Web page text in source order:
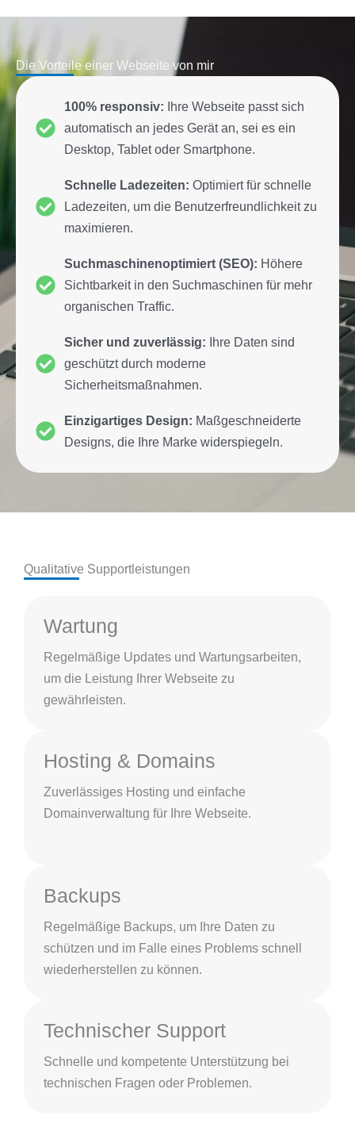
Die Vorteile einer Webseite von mir
100% responsiv: Ihre Webseite passt sich
automatisch an jedes Gerät an, sei es ein
Desktop, Tablet oder Smartphone.
Schnelle Ladezeiten: Optimiert für schnelle
Ladezeiten, um die Benutzerfreundlichkeit zu
maximieren.
Suchmaschinenoptimiert (SEO): Höhere
Sichtbarkeit in den Suchmaschinen für mehr
organischen Traffic.
Sicher und zuverlässig: Ihre Daten sind
geschützt durch moderne
Sicherheitsmaßnahmen.
Einzigartiges Design: Maßgeschneiderte
Designs, die Ihre Marke widerspiegeln.
Qualitative Supportleistungen
Wartung
Regelmäßige Updates und Wartungsarbeiten,
um die Leistung Ihrer Webseite zu
gewährleisten.
Hosting & Domains
Zuverlässiges Hosting und einfache
Domainverwaltung für Ihre Webseite.
Backups
Regelmäßige Backups, um Ihre Daten zu
schützen und im Falle eines Problems schnell
wiederherstellen zu können.
Technischer Support
Schnelle und kompetente Unterstützung bei
technischen Fragen oder Problemen.